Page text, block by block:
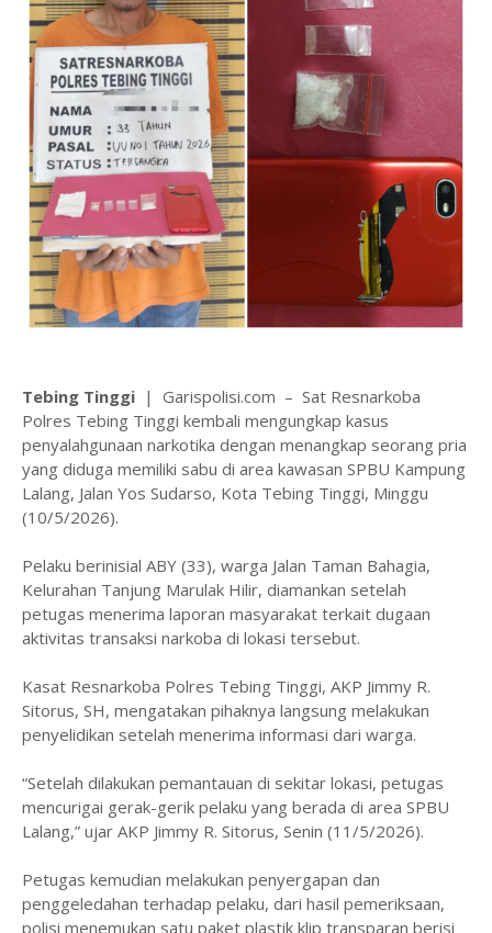
Tebing Tinggi | Garispolisi.com – Sat Resnarkoba
Polres Tebing Tinggi kembali mengungkap kasus
penyalahgunaan narkotika dengan menangkap seorang pria
yang diduga memiliki sabu di area kawasan SPBU Kampung
Lalang, Jalan Yos Sudarso, Kota Tebing Tinggi, Minggu
(10/5/2026).
Pelaku berinisial ABY (33), warga Jalan Taman Bahagia,
Kelurahan Tanjung Marulak Hilir, diamankan setelah
petugas menerima laporan masyarakat terkait dugaan
aktivitas transaksi narkoba di lokasi tersebut.
Kasat Resnarkoba Polres Tebing Tinggi, AKP Jimmy R.
Sitorus, SH, mengatakan pihaknya langsung melakukan
penyelidikan setelah menerima informasi dari warga.
“Setelah dilakukan pemantauan di sekitar lokasi, petugas
mencurigai gerak-gerik pelaku yang berada di area SPBU
Lalang,” ujar AKP Jimmy R. Sitorus, Senin (11/5/2026).
Petugas kemudian melakukan penyergapan dan
penggeledahan terhadap pelaku, dari hasil pemeriksaan,
polisi menemukan satu paket plastik klip transparan berisi